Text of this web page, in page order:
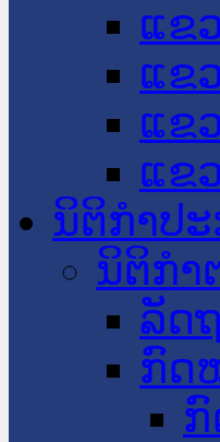
ແຂ
ແຂ
ແຂ
ແຂ
ນິຕິກໍາປ
ນິຕິກໍາ
ລັດ
ກົດ